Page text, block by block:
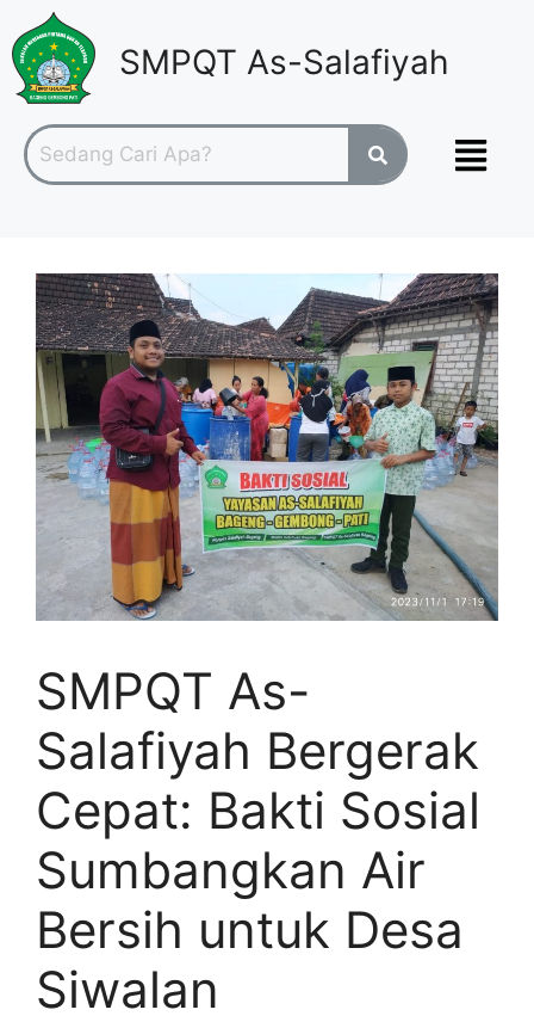
SMPQT As-Salafiyah
SMPQT As-
Salafiyah Bergerak
Cepat: Bakti Sosial
Sumbangkan Air
Bersih untuk Desa
Siwalan